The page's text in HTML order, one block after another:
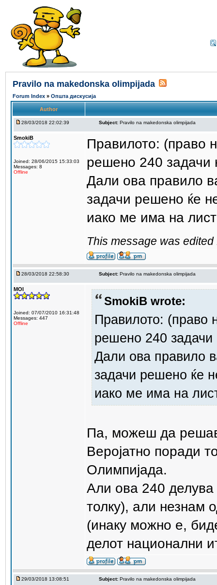
Pravilo na makedonska olimpijada
Forum Index » Општа дискусија
Author
28/03/2018 22:02:39 Subject: Pravilo na makedonska olimpijada
SmokiB
Joined: 28/06/2015 15:33:03
Messages: 8
Offline
Правилото: (право
решено 240 задачи
Дали ова правило
задачи решено ќе
иако ме има на
This message was
28/03/2018 22:58:30 Subject: Pravilo na makedonska olimpijada
MOI
Joined: 07/07/2010 16:31:48
Messages: 447
Offline
SmokiB wrote:
Правилото: (право
решено 240
Дали ова правило
задачи решено ќе
иако ме има на
Па, можеш да
Веројатно поради
Олимпијада.
Али ова 240 делува
толку), али незнам
(инаку можно е,
делот национални
29/03/2018 13:08:51 Subject: Pravilo na makedonska olimpijada